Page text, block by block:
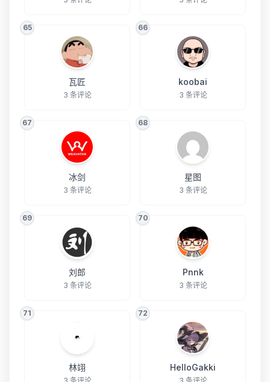
65
瓦匠
3 条评论
66
koobai
3 条评论
67
冰剑
3 条评论
68
星图
3 条评论
69
刘郎
3 条评论
70
Pnnk
3 条评论
71
林翊
72
HelloGakki